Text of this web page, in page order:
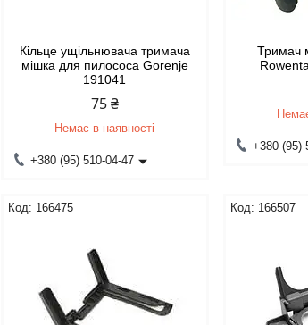
Кільце ущільнювача тримача
мішка для пилососа Gorenje
191041
75 ₴
Немає в наявності
+380 (95) 510-04-47
Тримач
+380 (95)
166475 166507